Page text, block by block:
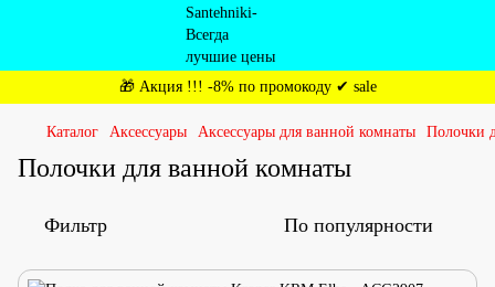
🎁 Акция !!! -8% по промокоду ✔ sale
Каталог Аксессуары Аксессуары для ванной комнаты Полочки
Полочки для ванной комнаты
Фильтр По популярности